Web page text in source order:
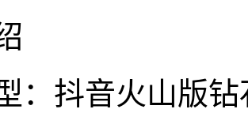
：抖音火山版